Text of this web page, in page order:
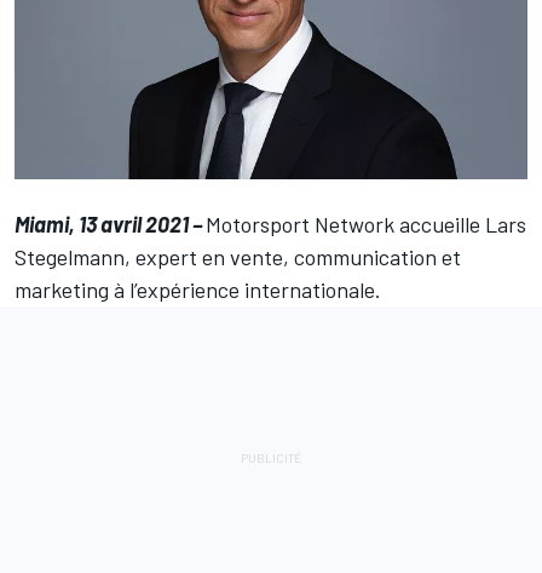
Miami, 13 avril 2021 −Motorsport Networkaccueille Lars
Stegelmann, expert en vente, communication et
marketing à l’expérience internationale.